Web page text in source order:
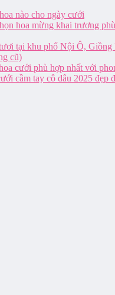
nào cho ngày cưới
hoa mừng khai trương
tại khu phố Nội Ô, Giồng
cũ)
cưới phù hợp nhất với
cầm tay cô dâu 2025 đẹp